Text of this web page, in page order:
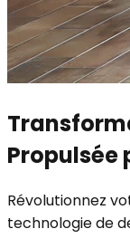
Propulsée
Révolutionnez
technologie de